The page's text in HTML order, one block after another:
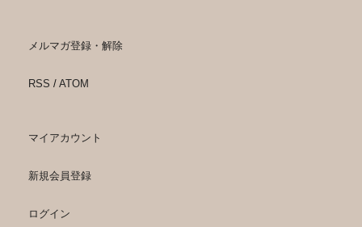
メルマガ登録・解除
RSS / ATOM
マイアカウント
新規会員登録
ログイン